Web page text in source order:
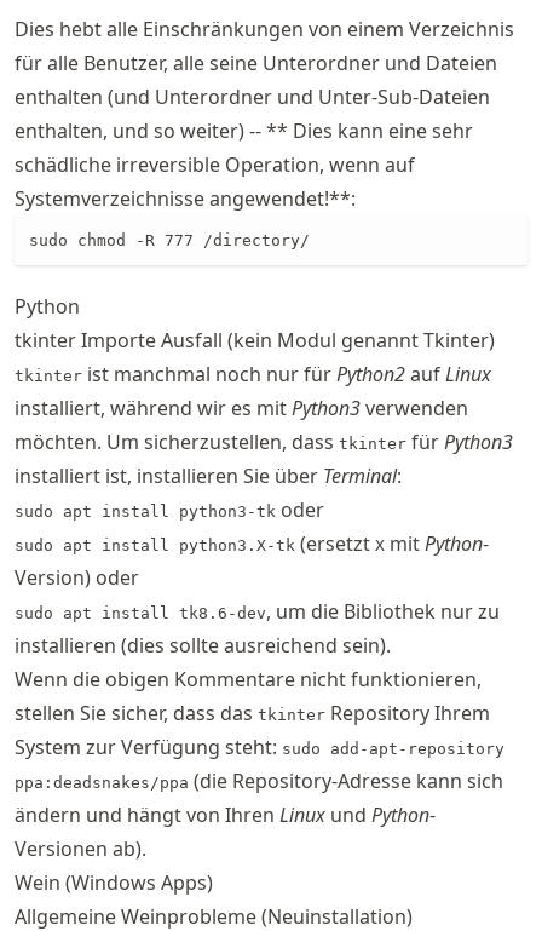
Dies hebt alle Einschränkungen von einem Verzeichnis
für alle Benutzer, alle seine Unterordner und Dateien
enthalten (und Unterordner und Unter-Sub-Dateien
enthalten, und so weiter) -- ** Dies kann eine sehr
schädliche irreversible Operation, wenn auf
Systemverzeichnisse angewendet!**:
sudo chmod -R 777 /directory/
Python
tkinter Importe Ausfall (kein Modul genannt Tkinter)
tkinter ist manchmal noch nur fürPython2aufLinux
installiert, während wir es mitPython3verwenden
möchten. Um sicherzustellen, dass tkinter fürPython3
installiert ist, installieren Sie über Terminal:
sudo apt install python3-tk oder
sudo apt install python3.X-tk (ersetzt X mitPython-
Version) oder
sudo apt install tk8.6-dev, um die Bibliothek nur zu
installieren (dies sollte ausreichend sein).
Wenn die obigen Kommentare nicht funktionieren,
stellen Sie sicher, dass das tkinter Repository Ihrem
System zur Verfügung steht: sudo add-apt-repository
ppa:deadsnakes/ppa (die Repository-Adresse kann sich
ändern und hängt von Ihren Linux und Python-
Versionen ab).
Wein (Windows Apps)
Allgemeine Weinprobleme (Neuinstallation)